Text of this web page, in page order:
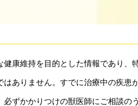
康維持を目的とした情報であり、
ありません。すでに治療中の疾患
ずかかりつけの獣医師にご相談のう